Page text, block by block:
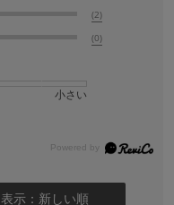
(2)
(0)
小さい
表示：新しい順